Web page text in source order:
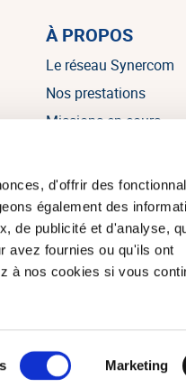
d'offrir des
également des
de publicité et d'analyse,
avez fournies ou qu'ils ont
à nos cookies si vous
Marketing
À PROPOS
Le réseau Synercom
Nos prestations
Missions en cours
Nos témoignages
Nos actualités
du site : Agence web